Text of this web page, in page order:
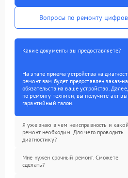
Вопросы по ремонту
Какие документы вы предоставляете?
На этапе приема устройства на
ремонт вам будет предоставлен заказ-
обязательств на ваше устройство.
по ремонту техники, вы получите акт
гарантийный талон.
Я уже знаю в чем неисправность и какой
ремонт необходим. Для чего проводить
диагностику?
Мне нужен срочный ремонт. Сможете
сделать?